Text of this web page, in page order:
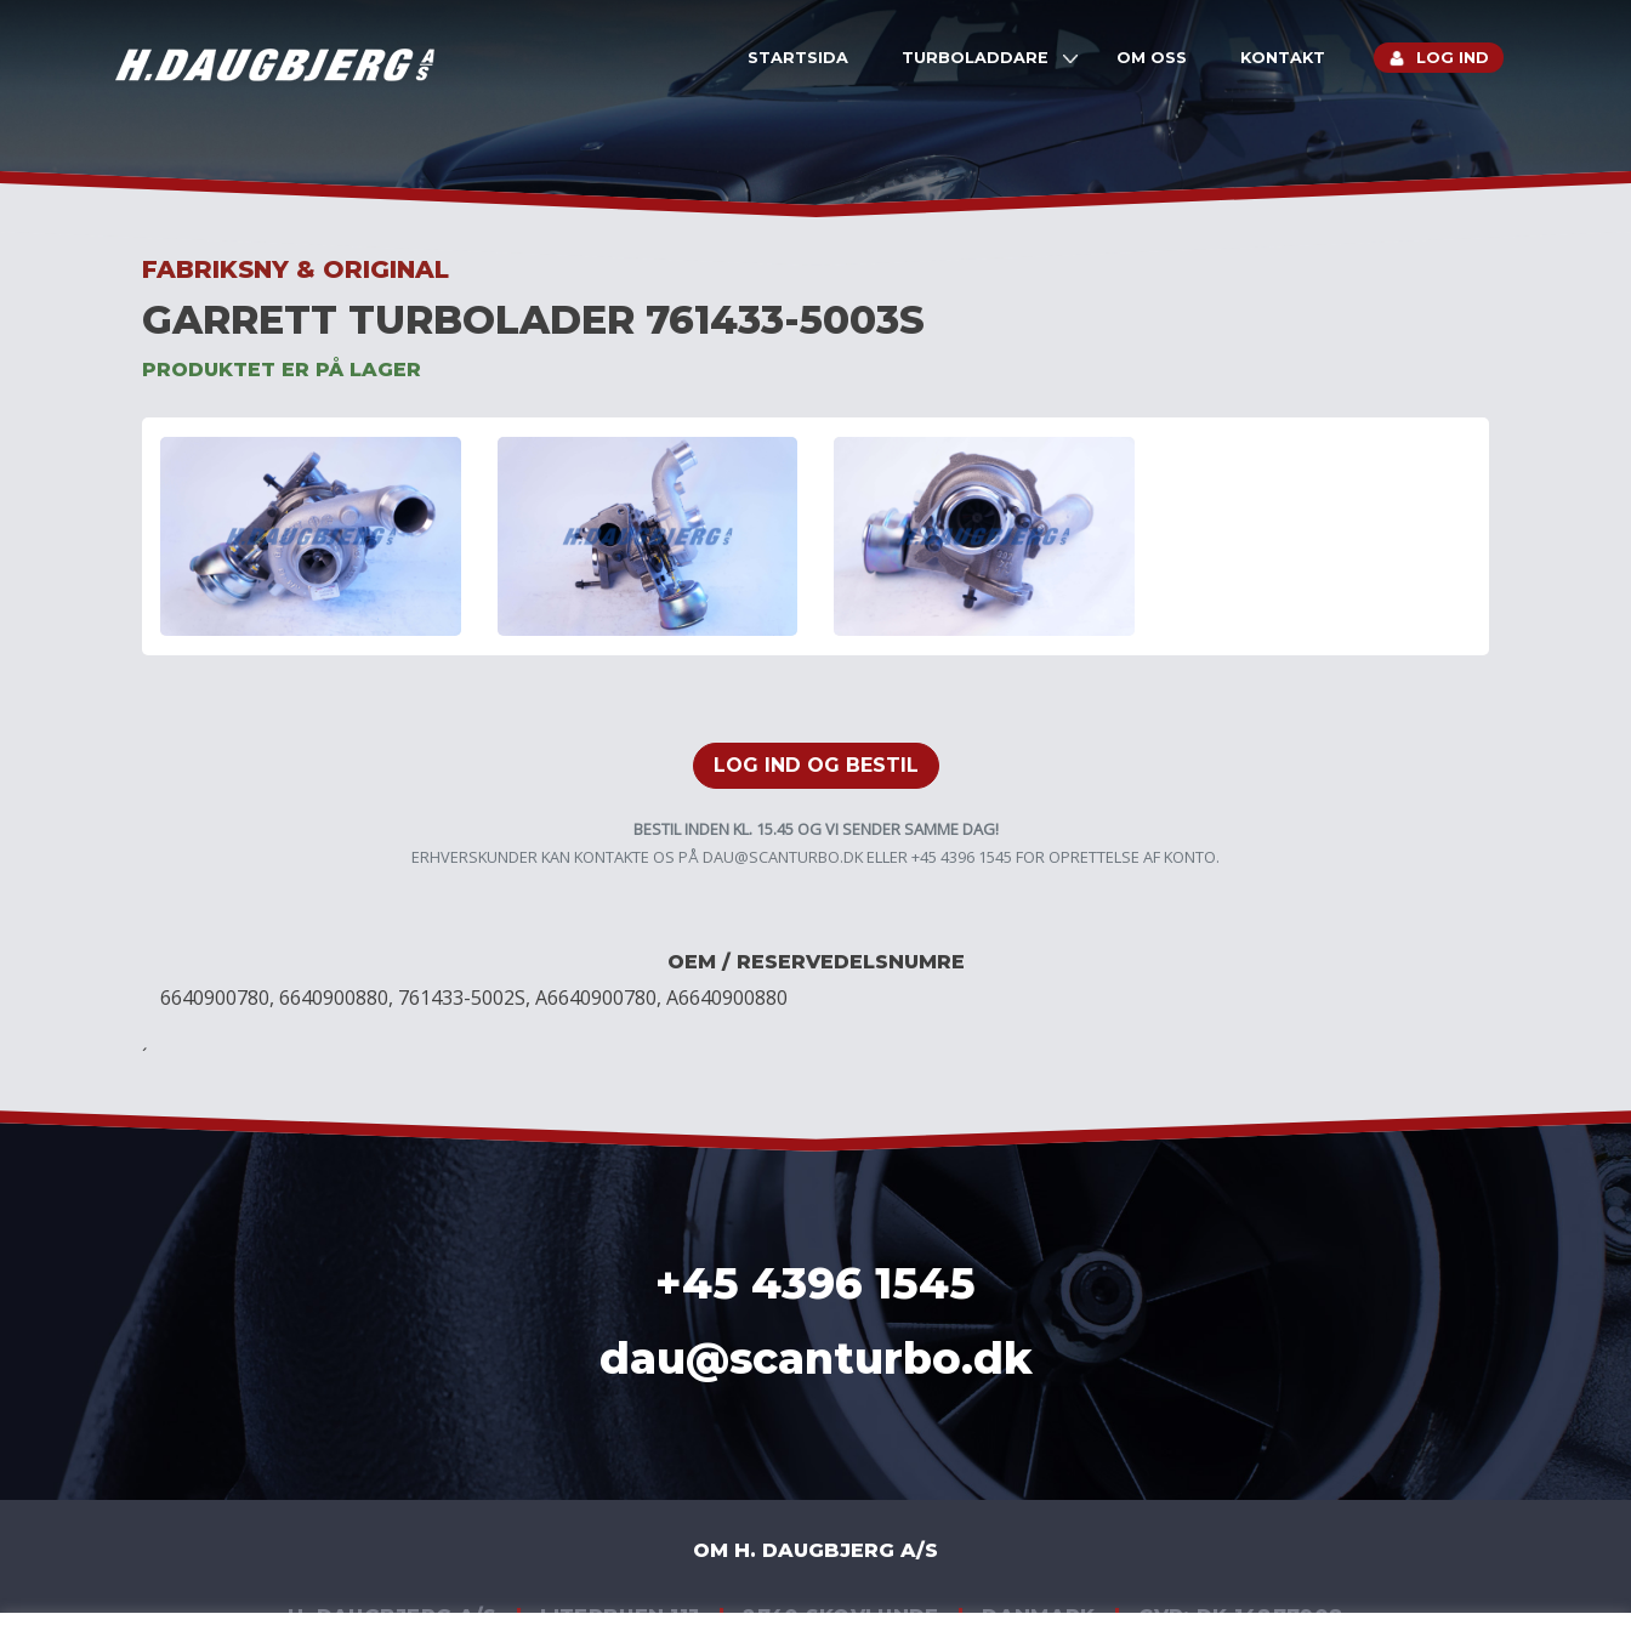
STARTSIDA TURBOLADDARE OM OSS KONTAKT LOG IND
FABRIKSNY & ORIGINAL
GARRETT TURBOLADER 761433-5003S
PRODUKTET ER PÅ LAGER
LOG IND OG BESTIL
BESTIL INDEN KL. 15.45 OG VI SENDER SAMME DAG!
ERHVERSKUNDER KAN KONTAKTE OS PÅ DAU@SCANTURBO.DK ELLER +45 4396 1545 FOR OPRETTELSE AF KONTO.
OEM / RESERVEDELSNUMRE
6640900780, 6640900880, 761433-5002S, A6640900780, A6640900880
´
+45 4396 1545
dau@scanturbo.dk
OM H. DAUGBJERG A/S
H. DAUGBJERG A/S | LITERBUEN 11J | 2740 SKOVLUNDE | DANMARK | CVR: DK 14877908